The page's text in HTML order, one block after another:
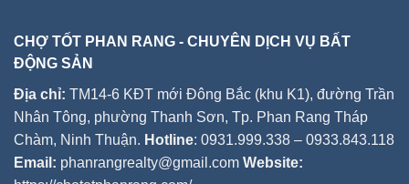
CHỢ TỐT PHAN RANG - CHUYÊN DỊCH VỤ BẤT
ĐỘNG SẢN
Địa chỉ: TM14-6 KĐT mới Đông Bắc (khu K1), đường Trần
Nhân Tông, phường Thanh Sơn, Tp. Phan Rang Tháp
Chàm, Ninh Thuận. Hotline: 0931.999.338 – 0933.843.118
Email: phanrangrealty@gmail.com Website: